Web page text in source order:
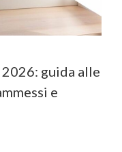
guida alle
e